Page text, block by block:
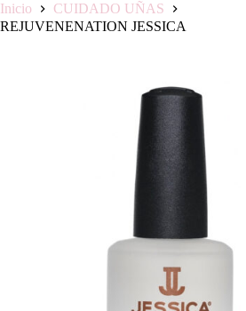
Inicio
CUIDADO UÑAS
REJUVENENATION JESSICA